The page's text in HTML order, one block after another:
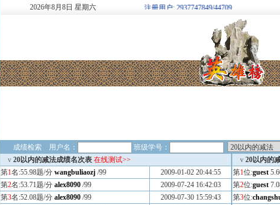
2026年8月 8日 星期六 欢迎新注册用户: 2937747849/44709
成绩检索 用户名： 班级学号：
v 20以内的减法成绩名次表 在线测试>>
第1名:55.98题/分 wangbuliaozj /99
2009-01-02 20:44:55
第2名:53.71题/分 alex8090 /99
2009-07-24 16:42:03
第3名:52.08题/分 alex8090 /99
2009-07-30 15:59:43
v 20以内的
第1位:guest
第2位:guest
第3位: